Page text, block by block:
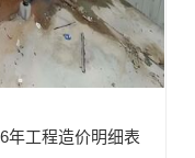
年工程造价明细表